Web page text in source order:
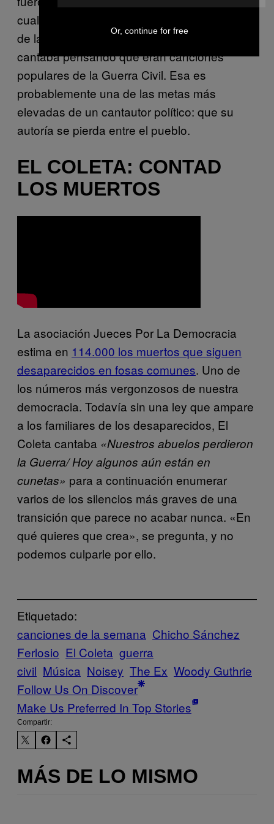
cual
de la lucha anti-franquista que la gente
cantaba pensando que eran canciones
populares de la Guerra Civil. Esa es
probablemente una de las metas más
elevadas de un cantautor político: que su
autoría se pierda entre el pueblo.
EL COLETA: CONTAD
LOS MUERTOS
La asociación Jueces Por La Democracia
estima en 114.000 los muertos que siguen
desaparecidos en fosas comunes. Uno de
los números más vergonzosos de nuestra
democracia. Todavía sin una ley que ampare
a los familiares de los desaparecidos, El
Coleta cantaba «Nuestros abuelos perdieron
la Guerra/ Hoy algunos aún están en
cunetas» para a continuación enumerar
varios de los silencios más graves de una
transición que parece no acabar nunca. «En
qué quieres que crea», se pregunta, y no
podemos culparle por ello.
Etiquetado:
canciones de la semana Chicho Sánchez
Ferlosio El Coleta guerra
civil Música Noisey The Ex Woody Guthrie
Follow Us On Discover
Make Us Preferred In Top Stories
Compartir:
MÁS DE LO MISMO
Or, continue for free